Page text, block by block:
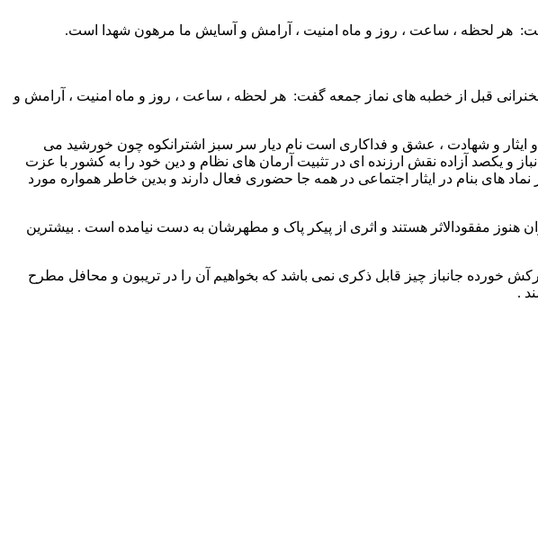
گفت: هر لحظه ، ساعت ، روز و ماه امنیت ، آرامش و آسایش ما مرهون شهدا است.
سخنرانی قبل از خطبه های نماز جمعه گفت: هر لحظه ، ساعت ، روز و ماه امنیت ، آرامش و
جا صحبت از رزم و ایثار و شهادت ، عشق و فداکاری است نام دیار سر سبز اشترانکوه چون خورشید می
. این شهرستان محروم ولی مستعد در زمان دفاع مقدس و دوران غربت ارزشها با تقدیم ۴۵۰ شهید ، ۹۰۰ جانباز و یکصد آزاده نقش ارزنده ای در تثبیت آرمان های نظام و دین خود را به کشور با عزت
های بنام در ایثار اجتماعی در همه جا حضوری فعال دارند و بدین خاطر همواره مورد
اشتر این شهر از خط شکنان لشکر ۵۷ حضرت ابوالفضل بود که ۱۸ نفر از این عزیزان هنوز مفقودالاثر هستند و اثری از پیکر پاک و مطهرشان به دست نیامده است . بیشترین
خورده جانباز چیز قابل ذکری نمی باشد که بخواهیم آن را در تریبون و محافل مطرح
.